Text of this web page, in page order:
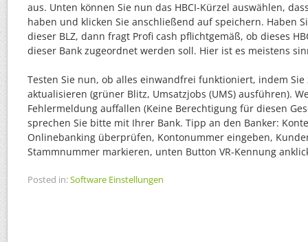
aus. Unten können Sie nun das HBCI-Kürzel auswählen,
haben und klicken Sie anschließend auf speichern. Haben
dieser BLZ, dann fragt Profi cash pflichtgemäß, ob dieses
dieser Bank zugeordnet werden soll. Hier ist es meistens
Testen Sie nun, ob alles einwandfrei funktioniert, indem Sie
aktualisieren (grüner Blitz, Umsatzjobs (UMS) ausführen).
Fehlermeldung auffallen (Keine Berechtigung für diesen
sprechen Sie bitte mit Ihrer Bank. Tipp an den Banker:
Onlinebanking überprüfen, Kontonummer eingeben,
Stammnummer markieren, unten Button VR-Kennung
Posted in:Software Einstellungen